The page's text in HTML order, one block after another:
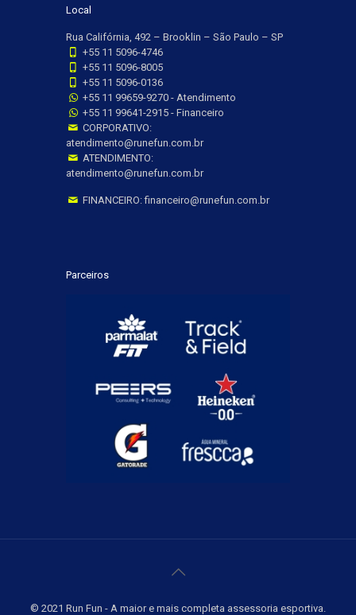
Local
Rua Califórnia, 492 – Brooklin – São Paulo – SP
+55 11 5096-4746
+55 11 5096-8005
+55 11 5096-0136
+55 11 99659-9270 - Atendimento
+55 11 99641-2915 - Financeiro
CORPORATIVO:
atendimento@runefun.com.br
ATENDIMENTO:
atendimento@runefun.com.br
FINANCEIRO: financeiro@runefun.com.br
Parceiros
© 2021 Run Fun - A maior e mais completa assessoria esportiva.